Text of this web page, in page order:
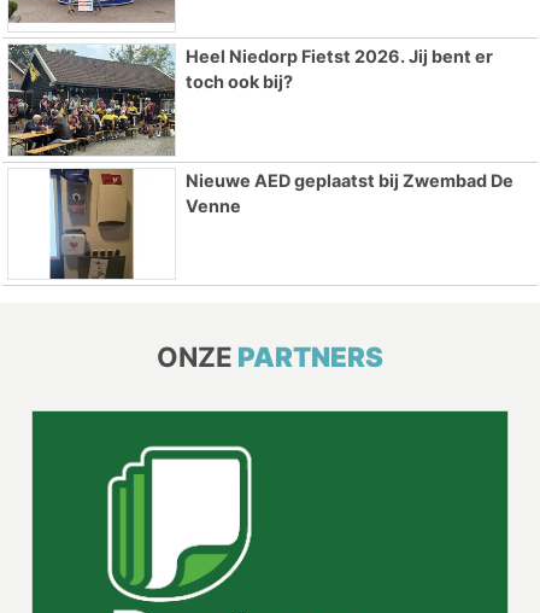
Heel Niedorp Fietst 2026. Jij bent er
toch ook bij?
Nieuwe AED geplaatst bij Zwembad De
Venne
ONZE PARTNERS